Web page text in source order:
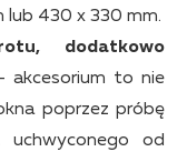
lub 430 x 330 mm.
dodatkowo
akcesorium to nie
poprzez próbę
uchwyconego od